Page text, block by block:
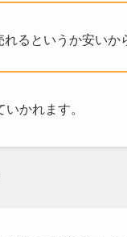
るというか安いか
かれます。